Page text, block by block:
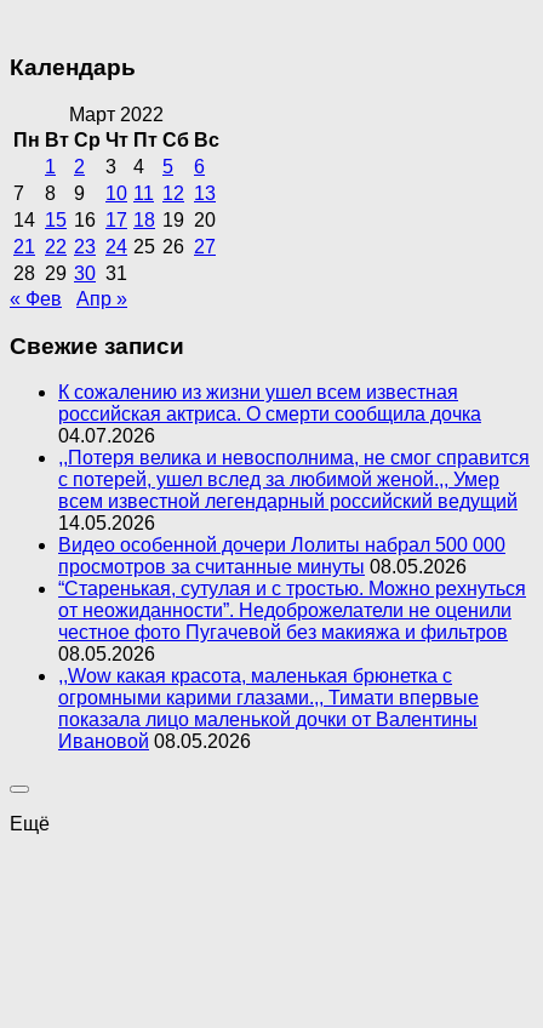
Календарь
Март 2022
Пн Вт Ср Чт Пт Сб Вс
1
2 3 4 5
6
7
8 9 10 11 12 13
14 15 16 17 18 19 20
21 22 23 24 25 26 27
28 29 30 31
« Фев
Апр »
Свежие записи
К сожалению из жизни ушел всем известная
российская актриса. О смерти сообщила дочка
04.07.2026
,,Потеря велика и невосполнима, не смог справится
с потерей, ушел вслед за любимой женой.,, Умер
всем известной легендарный российский ведущий
14.05.2026
Видео особенной дочери Лолиты набрал 500 000
просмотров за считанные минуты 08.05.2026
“Старенькая, сутулая и с тростью. Можно рехнуться
от неожиданности”. Недоброжелатели не оценили
честное фото Пугачевой без макияжа и фильтров
08.05.2026
,,Wow какая красота, маленькая брюнетка с
огромными карими глазами.,, Тимати впервые
показала лицо маленькой дочки от Валентины
Ивановой 08.05.2026
Ещё